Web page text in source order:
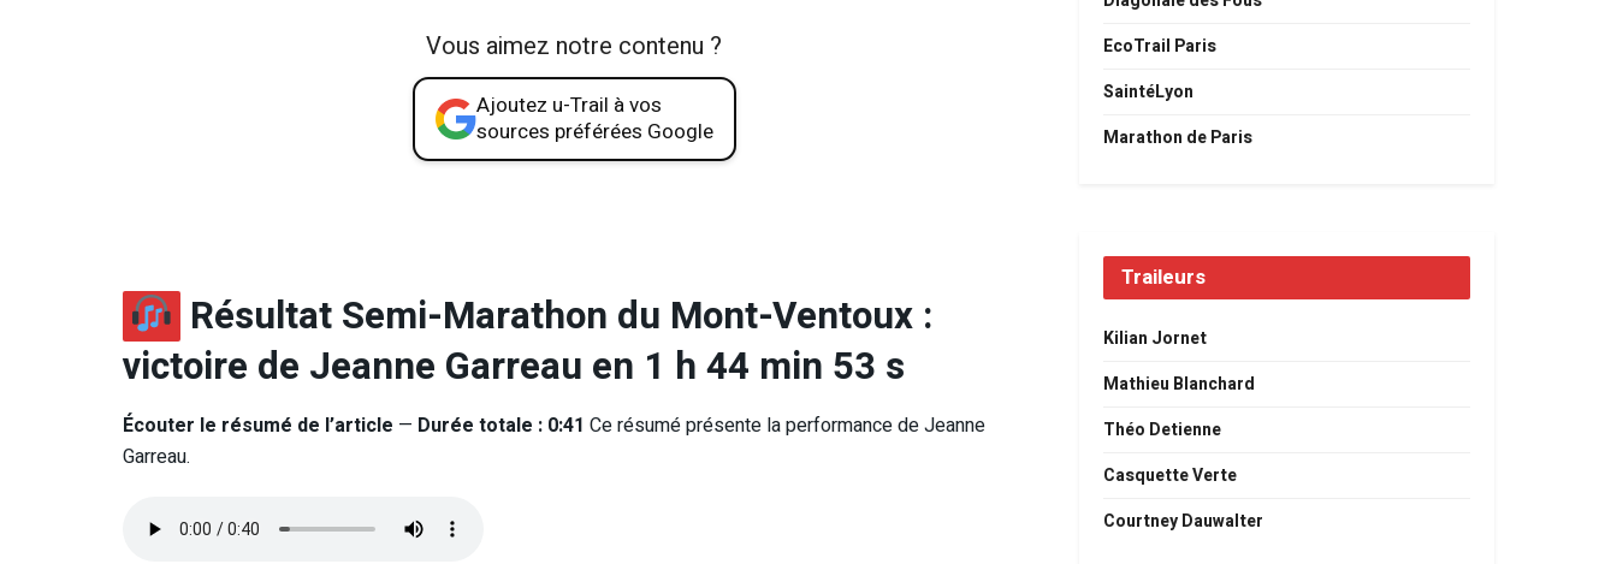
Vous aimez notre contenu ?
Ajoutez u-Trail à vos
sources préférées Google
Résultat Semi-Marathon du Mont-Ventoux :
victoire de Jeanne Garreau en 1 h 44 min 53 s
Écouter le résumé de l’article — Durée totale : 0:41 Ce résumé présente la performance de Jeanne
Garreau.
EcoTrail Paris
SaintéLyon
Marathon de Paris
Traileurs
Kilian Jornet
Mathieu Blanchard
Théo Detienne
Casquette Verte
Courtney Dauwalter